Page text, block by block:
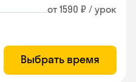
от 1590 ₽ / урок
Выбрать время